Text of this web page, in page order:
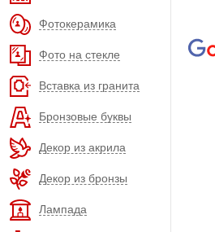
Фотокерамика
Фото на стекле
Вставка из гранита
Бронзовые буквы
Декор из акрила
Декор из бронзы
Лампада